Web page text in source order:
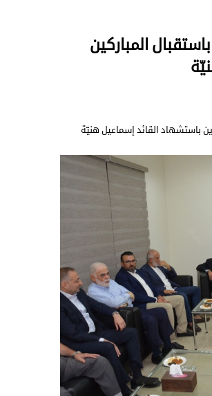
المباركين
باستشهاد القائد إسماعيل هنيّة